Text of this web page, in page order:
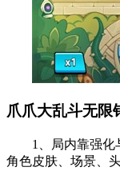
爪爪大乱斗无限
1、局内靠强化与
角色皮肤、场景、